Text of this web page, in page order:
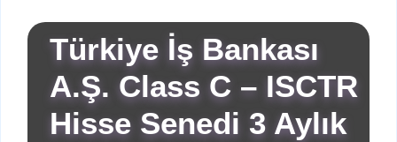
Türkiye İş Bankası
A.Ş. Class C – ISCTR
Hisse Senedi 3 Aylık